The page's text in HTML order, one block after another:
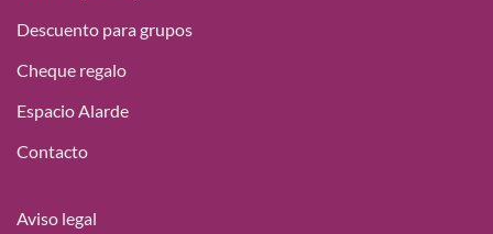
Descuento para grupos
Cheque regalo
Espacio Alarde
Contacto
Aviso legal